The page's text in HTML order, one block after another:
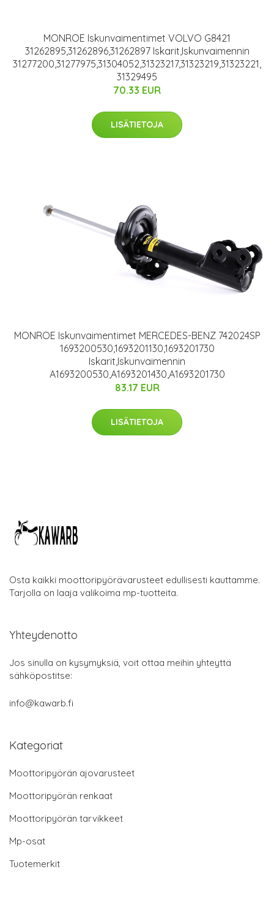
MONROE Iskunvaimentimet VOLVO G8421
31262895,31262896,31262897 Iskarit,Iskunvaimennin
31277200,31277975,31304052,31323217,31323219,31323221,
31329495
70.33 EUR
LISÄTIETOJA
MONROE Iskunvaimentimet MERCEDES-BENZ 742024SP
1693200530,1693201130,1693201730
Iskarit,Iskunvaimennin
A1693200530,A1693201430,A1693201730
83.17 EUR
LISÄTIETOJA
Osta kaikki moottoripyörävarusteet edullisesti kauttamme.
Tarjolla on laaja valikoima mp-tuotteita.
Yhteydenotto
Jos sinulla on kysymyksiä, voit ottaa meihin yhteyttä
sähköpostitse:
info@kawarb.fi
Kategoriat
Moottoripyörän ajovarusteet
Moottoripyörän renkaat
Moottoripyörän tarvikkeet
Mp-osat
Tuotemerkit